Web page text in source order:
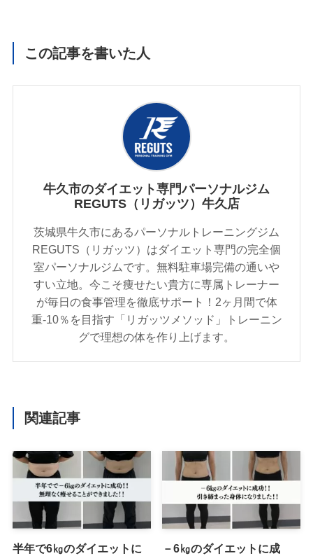
この記事を書いた人
牛久市のダイエット専門パーソナルジム
REGUTS（リガッツ）牛久店
茨城県牛久市にあるパーソナルトレーニングジム
REGUTS（リガッツ）はダイエット専門の完全個
室パーソナルジムです。無料駐車場完備の通いや
すい立地。今こそ痩せたい貴方に専属トレーナー
が毎日の食事管理を徹底サポート！2ヶ月間で体
重-10％を目指す「リガッツメソッド」トレーニン
グで理想の体を作り上げます。
関連記事
半年で6㎏のダイエットに
－6㎏のダイエットに成